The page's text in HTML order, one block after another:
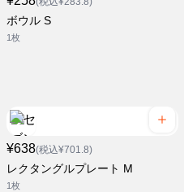
ボウル S
1枚
¥638(税込¥701.8)
レクタングルプレート M
1枚